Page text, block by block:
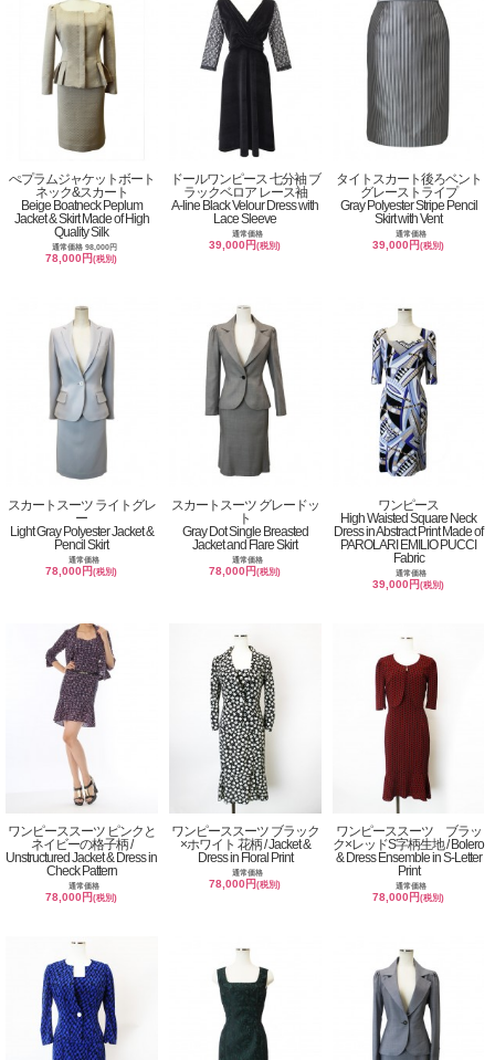
ぺプラムジャケットボート
ネック&スカート
Beige Boatneck Peplum
Jacket & Skirt Made of High
Quality Silk
通常価格 98,000円
78,000円(税別)
ドールワンピース 七分袖 ブ
ラックベロア レース袖
A-line Black Velour Dress with
Lace Sleeve
通常価格
39,000円(税別)
タイトスカート後ろベント
グレーストライプ
Gray Polyester Stripe Pencil
Skirt with Vent
通常価格
39,000円(税別)
スカートスーツ ライトグレ
ー
Light Gray Polyester Jacket &
Pencil Skirt
通常価格
78,000円(税別)
スカートスーツ グレードッ
ト
Gray Dot Single Breasted
Jacket and Flare Skirt
通常価格
78,000円(税別)
ワンピース
High Waisted Square Neck
Dress in Abstract Print Made of
PAROLARI EMILIO PUCCI
Fabric
通常価格
39,000円(税別)
ワンピーススーツ ピンクと
ネイビーの格子柄 /
Unstructured Jacket & Dress in
Check Pattern
通常価格
78,000円(税別)
ワンピーススーツ ブラック
×ホワイト 花柄 / Jacket &
Dress in Floral Print
通常価格
78,000円(税別)
ワンピーススーツ ブラッ
ク×レッドS字柄生地 / Bolero
& Dress Ensemble in S-Letter
Print
通常価格
78,000円(税別)